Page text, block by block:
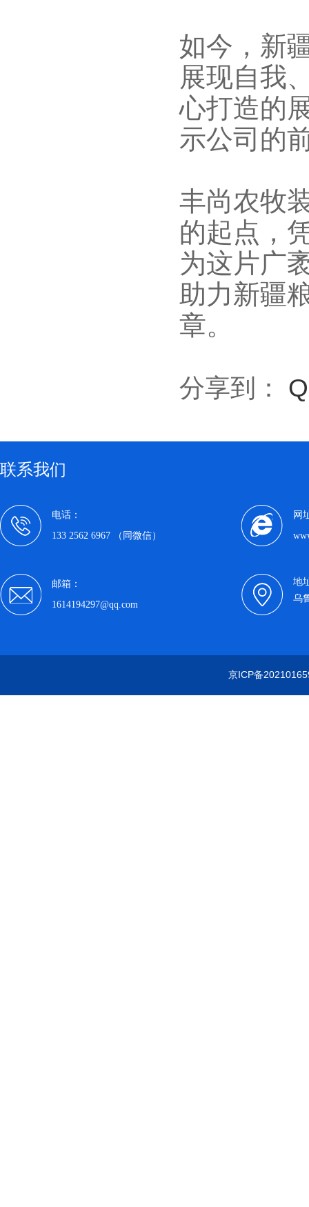
如今，新
展现自我
心打造的
示公司的
丰尚农牧
的起点，
为这片广
助力新疆
章。
分享到：
联系我们
电话：
133 2562 6967 （同微信）
网
邮箱：
1614194297@qq.com
地
乌
京ICP备